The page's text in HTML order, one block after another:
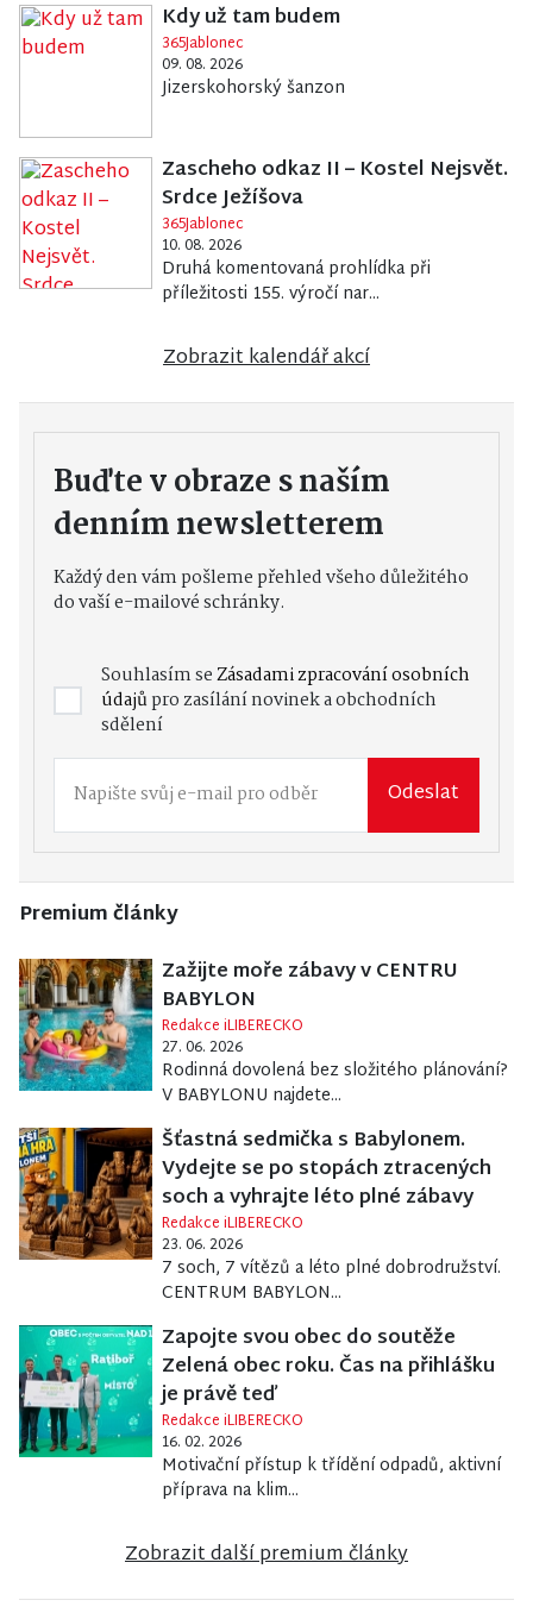
Kdy už tam budem
365Jablonec
09. 08. 2026
Jizerskohorský šanzon
Zascheho odkaz II – Kostel Nejsvět.
Srdce Ježíšova
365Jablonec
10. 08. 2026
Druhá komentovaná prohlídka při
příležitosti 155. výročí nar...
Zobrazit kalendář akcí
Buďte v obraze s naším
denním newsletterem
Každý den vám pošleme přehled všeho důležitého
do vaší e-mailové schránky.
Souhlasím seZásadami zpracování osobních
údajůpro zasílání novinek a obchodních
sdělení
Odeslat
Premium články
Zažijte moře zábavy v CENTRU
BABYLON
Redakce iLIBERECKO
27. 06. 2026
Rodinná dovolená bez složitého plánování?
V BABYLONU najdete...
Šťastná sedmička s Babylonem.
Vydejte se po stopách ztracených
soch a vyhrajte léto plné zábavy
Redakce iLIBERECKO
23. 06. 2026
7 soch, 7 vítězů a léto plné dobrodružství.
CENTRUM BABYLON...
Zapojte svou obec do soutěže
Zelená obec roku. Čas na přihlášku
je právě teď
Redakce iLIBERECKO
16. 02. 2026
Motivační přístup k třídění odpadů, aktivní
příprava na klim...
Zobrazit další premium články